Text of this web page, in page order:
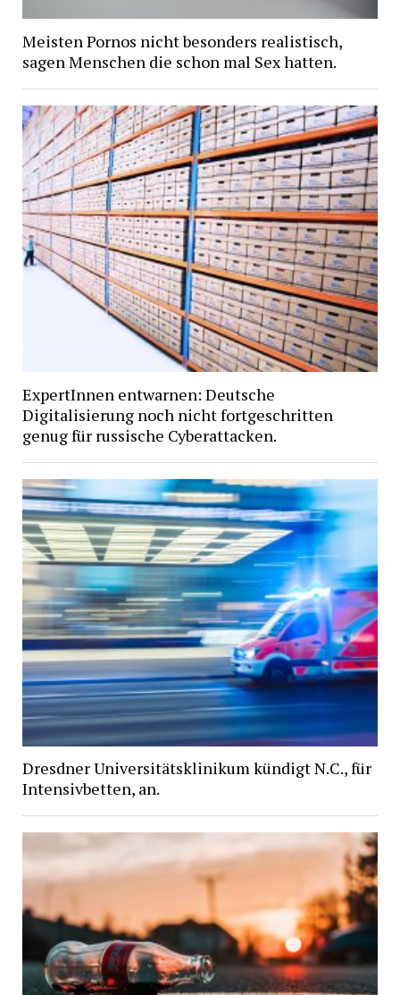
Meisten Pornos nicht besonders realistisch,
sagen Menschen die schon mal Sex hatten.
ExpertInnen entwarnen: Deutsche
Digitalisierung noch nicht fortgeschritten
genug für russische Cyberattacken.
Dresdner Universitätsklinikum kündigt N.C., für
Intensivbetten, an.